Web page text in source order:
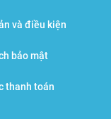
và điều kiện
bảo mật
thanh toán